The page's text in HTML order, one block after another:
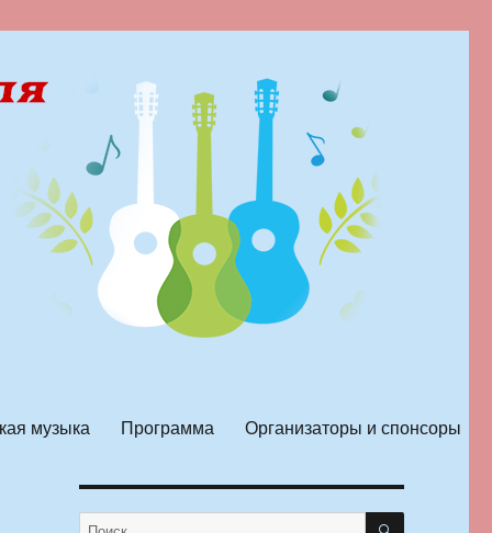
музыка Программа Организаторы и спонсоры
Искать: ПОИСК